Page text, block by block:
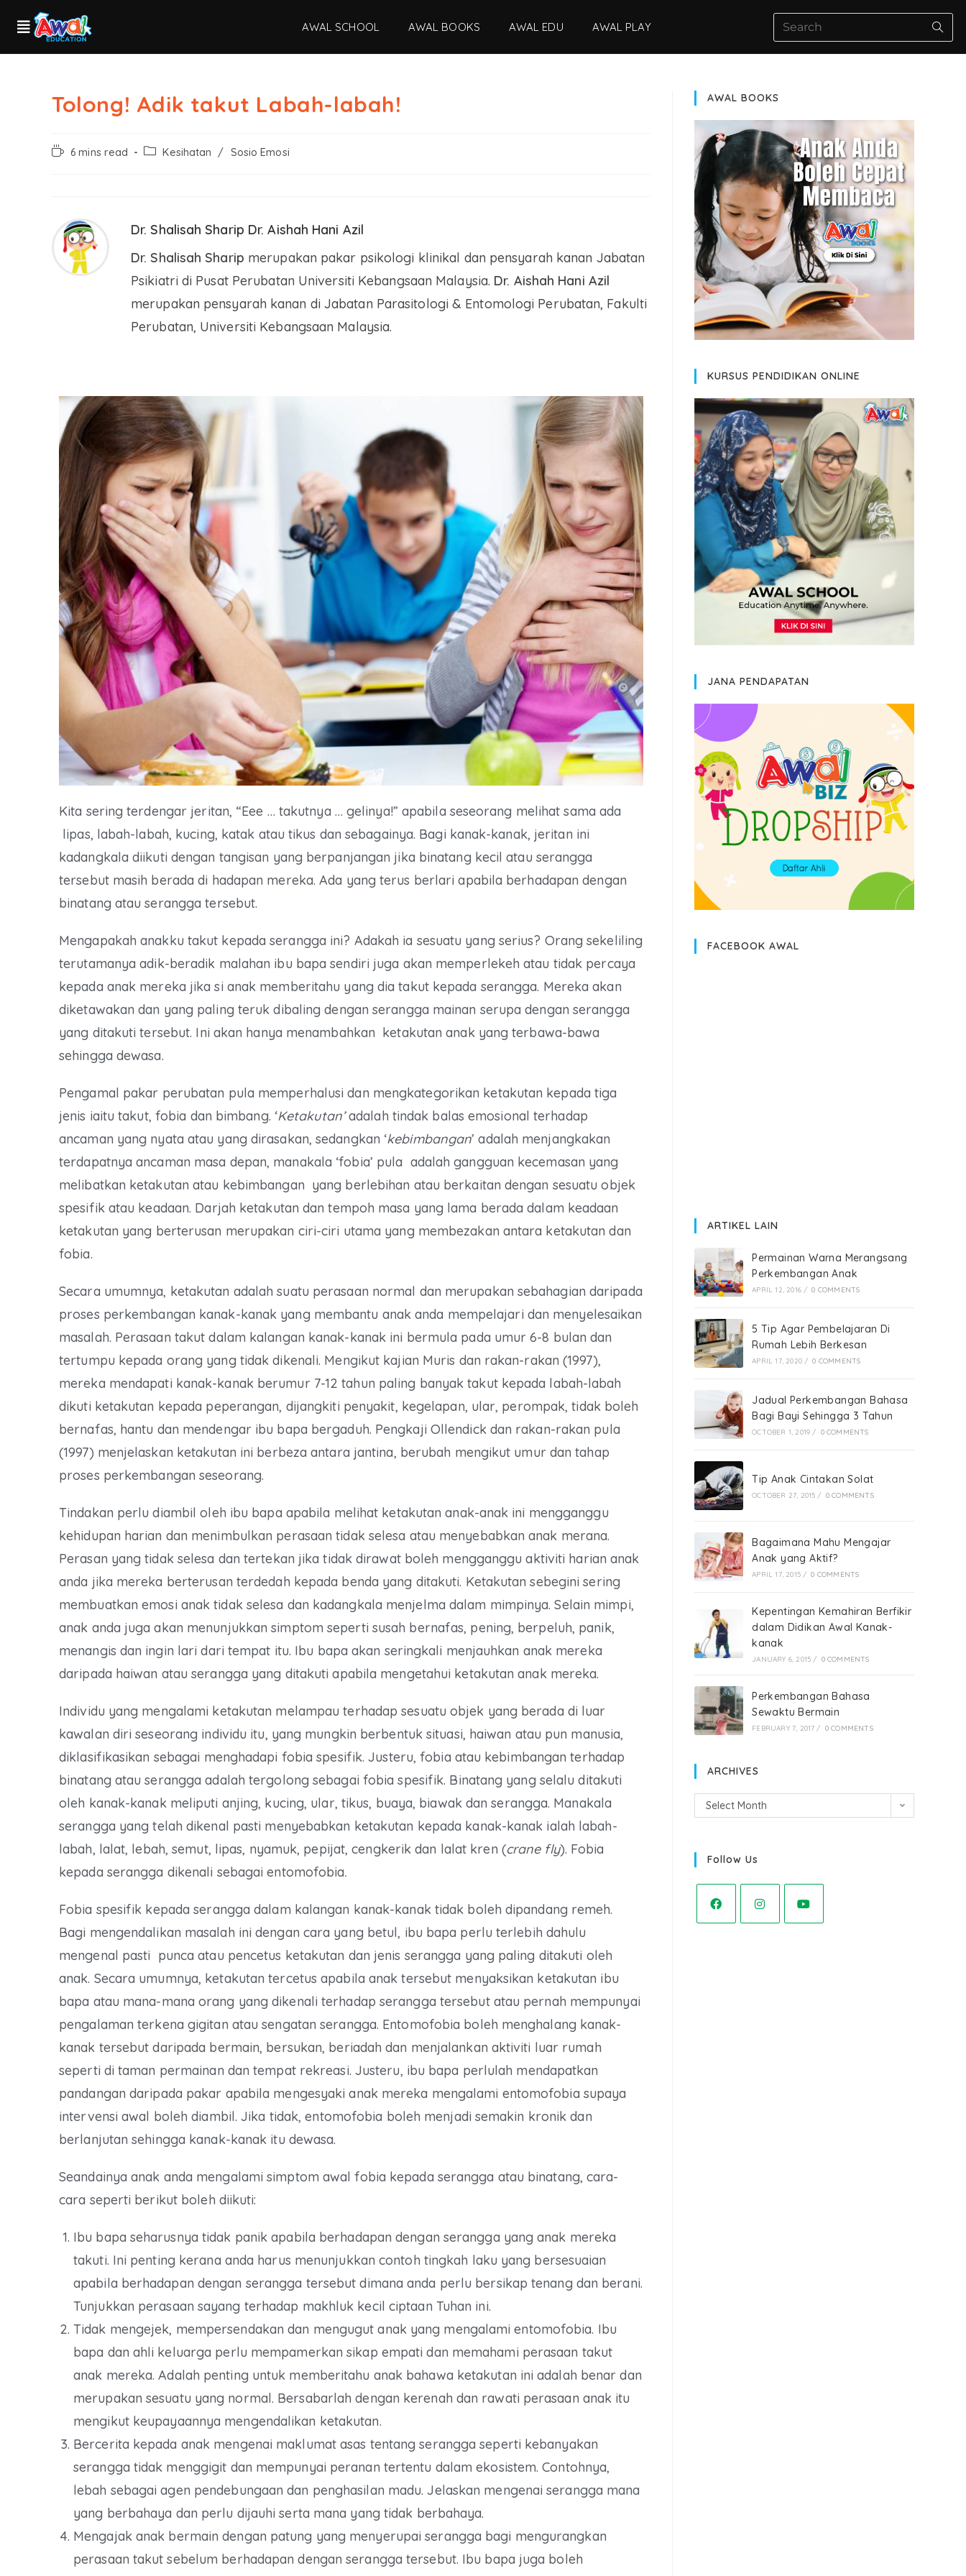
AWAL SCHOOL AWAL BOOKS AWAL EDU AWAL PLAY
Tolong! Adik takut Labah-labah!
6 mins read Kesihatan / Sosio Emosi
Dr. Shalisah Sharip Dr. Aishah Hani Azil
Dr. Shalisah Sharip merupakan pakar psikologi klinikal dan pensyarah kanan Jabatan
Psikiatri di Pusat Perubatan Universiti Kebangsaan Malaysia. Dr. Aishah Hani Azil
merupakan pensyarah kanan di Jabatan Parasitologi & Entomologi Perubatan, Fakulti
Perubatan, Universiti Kebangsaan Malaysia.
Kita sering terdengar jeritan, “Eee … takutnya … gelinya!” apabila seseorang melihat sama ada
lipas, labah-labah, kucing, katak atau tikus dan sebagainya. Bagi kanak-kanak, jeritan ini
kadangkala diikuti dengan tangisan yang berpanjangan jika binatang kecil atau serangga
tersebut masih berada di hadapan mereka. Ada yang terus berlari apabila berhadapan dengan
binatang atau serangga tersebut.
Mengapakah anakku takut kepada serangga ini? Adakah ia sesuatu yang serius? Orang sekeliling
terutamanya adik-beradik malahan ibu bapa sendiri juga akan memperlekeh atau tidak percaya
kepada anak mereka jika si anak memberitahu yang dia takut kepada serangga. Mereka akan
diketawakan dan yang paling teruk dibaling dengan serangga mainan serupa dengan serangga
yang ditakuti tersebut. Ini akan hanya menambahkan ketakutan anak yang terbawa-bawa
sehingga dewasa.
Pengamal pakar perubatan pula memperhalusi dan mengkategorikan ketakutan kepada tiga
jenis iaitu takut, fobia dan bimbang. ‘Ketakutan’adalah tindak balas emosional terhadap
ancaman yang nyata atau yang dirasakan, sedangkan ‘kebimbangan’ adalah menjangkakan
terdapatnya ancaman masa depan, manakala ‘fobia’ pula adalah gangguan kecemasan yang
melibatkan ketakutan atau kebimbangan yang berlebihan atau berkaitan dengan sesuatu objek
spesifik atau keadaan. Darjah ketakutan dan tempoh masa yang lama berada dalam keadaan
ketakutan yang berterusan merupakan ciri-ciri utama yang membezakan antara ketakutan dan
fobia.
Secara umumnya, ketakutan adalah suatu perasaan normal dan merupakan sebahagian daripada
proses perkembangan kanak-kanak yang membantu anak anda mempelajari dan menyelesaikan
masalah. Perasaan takut dalam kalangan kanak-kanak ini bermula pada umur 6-8 bulan dan
tertumpu kepada orang yang tidak dikenali. Mengikut kajian Muris dan rakan-rakan (1997),
mereka mendapati kanak-kanak berumur 7-12 tahun paling banyak takut kepada labah-labah
dikuti ketakutan kepada peperangan, dijangkiti penyakit, kegelapan, ular, perompak, tidak boleh
bernafas, hantu dan mendengar ibu bapa bergaduh. Pengkaji Ollendick dan rakan-rakan pula
(1997) menjelaskan ketakutan ini berbeza antara jantina, berubah mengikut umur dan tahap
proses perkembangan seseorang.
Tindakan perlu diambil oleh ibu bapa apabila melihat ketakutan anak-anak ini mengganggu
kehidupan harian dan menimbulkan perasaan tidak selesa atau menyebabkan anak merana.
Perasan yang tidak selesa dan tertekan jika tidak dirawat boleh mengganggu aktiviti harian anak
anda jika mereka berterusan terdedah kepada benda yang ditakuti. Ketakutan sebegini sering
membuatkan emosi anak tidak selesa dan kadangkala menjelma dalam mimpinya. Selain mimpi,
anak anda juga akan menunjukkan simptom seperti susah bernafas, pening, berpeluh, panik,
menangis dan ingin lari dari tempat itu. Ibu bapa akan seringkali menjauhkan anak mereka
daripada haiwan atau serangga yang ditakuti apabila mengetahui ketakutan anak mereka.
Individu yang mengalami ketakutan melampau terhadap sesuatu objek yang berada di luar
kawalan diri seseorang individu itu, yang mungkin berbentuk situasi, haiwan atau pun manusia,
diklasifikasikan sebagai menghadapi fobia spesifik. Justeru, fobia atau kebimbangan terhadap
binatang atau serangga adalah tergolong sebagai fobia spesifik. Binatang yang selalu ditakuti
oleh kanak-kanak meliputi anjing, kucing, ular, tikus, buaya, biawak dan serangga. Manakala
serangga yang telah dikenal pasti menyebabkan ketakutan kepada kanak-kanak ialah labah-
labah, lalat, lebah, semut, lipas, nyamuk, pepijat, cengkerik dan lalat kren (crane fly). Fobia
kepada serangga dikenali sebagai entomofobia.
Fobia spesifik kepada serangga dalam kalangan kanak-kanak tidak boleh dipandang remeh.
Bagi mengendalikan masalah ini dengan cara yang betul, ibu bapa perlu terlebih dahulu
mengenal pasti punca atau pencetus ketakutan dan jenis serangga yang paling ditakuti oleh
anak. Secara umumnya, ketakutan tercetus apabila anak tersebut menyaksikan ketakutan ibu
bapa atau mana-mana orang yang dikenali terhadap serangga tersebut atau pernah mempunyai
pengalaman terkena gigitan atau sengatan serangga. Entomofobia boleh menghalang kanak-
kanak tersebut daripada bermain, bersukan, beriadah dan menjalankan aktiviti luar rumah
seperti di taman permainan dan tempat rekreasi. Justeru, ibu bapa perlulah mendapatkan
pandangan daripada pakar apabila mengesyaki anak mereka mengalami entomofobia supaya
intervensi awal boleh diambil. Jika tidak, entomofobia boleh menjadi semakin kronik dan
berlanjutan sehingga kanak-kanak itu dewasa.
Seandainya anak anda mengalami simptom awal fobia kepada serangga atau binatang, cara-
cara seperti berikut boleh diikuti:
Ibu bapa seharusnya tidak panik apabila berhadapan dengan serangga yang anak mereka
takuti. Ini penting kerana anda harus menunjukkan contoh tingkah laku yang bersesuaian
apabila berhadapan dengan serangga tersebut dimana anda perlu bersikap tenang dan berani.
Tunjukkan perasaan sayang terhadap makhluk kecil ciptaan Tuhan ini.
Tidak mengejek, mempersendakan dan mengugut anak yang mengalami entomofobia. Ibu
bapa dan ahli keluarga perlu mempamerkan sikap empati dan memahami perasaan takut
anak mereka. Adalah penting untuk memberitahu anak bahawa ketakutan ini adalah benar dan
merupakan sesuatu yang normal. Bersabarlah dengan kerenah dan rawati perasaan anak itu
mengikut keupayaannya mengendalikan ketakutan.
Bercerita kepada anak mengenai maklumat asas tentang serangga seperti kebanyakan
serangga tidak menggigit dan mempunyai peranan tertentu dalam ekosistem. Contohnya,
lebah sebagai agen pendebungaan dan penghasilan madu. Jelaskan mengenai serangga mana
yang berbahaya dan perlu dijauhi serta mana yang tidak berbahaya.
Mengajak anak bermain dengan patung yang menyerupai serangga bagi mengurangkan
perasaan takut sebelum berhadapan dengan serangga tersebut. Ibu bapa juga boleh
AWAL BOOKS
KURSUS PENDIDIKAN ONLINE
JANA PENDAPATAN
FACEBOOK AWAL
ARTIKEL LAIN
Permainan Warna Merangsang
Perkembangan Anak
APRIL 12, 2016 / 0 COMMENTS
5 Tip Agar Pembelajaran Di
Rumah Lebih Berkesan
APRIL 17, 2020 / 0 COMMENTS
Jadual Perkembangan Bahasa
Bagi Bayi Sehingga 3 Tahun
OCTOBER 1, 2019 / 0 COMMENTS
Tip Anak Cintakan Solat
OCTOBER 27, 2015 / 0 COMMENTS
Bagaimana Mahu Mengajar
Anak yang Aktif?
APRIL 17, 2015 / 0 COMMENTS
Kepentingan Kemahiran Berfikir
dalam Didikan Awal Kanak-
kanak
JANUARY 6, 2015 / 0 COMMENTS
Perkembangan Bahasa
Sewaktu Bermain
FEBRUARY 7, 2017 / 0 COMMENTS
ARCHIVES
Select Month
Follow Us